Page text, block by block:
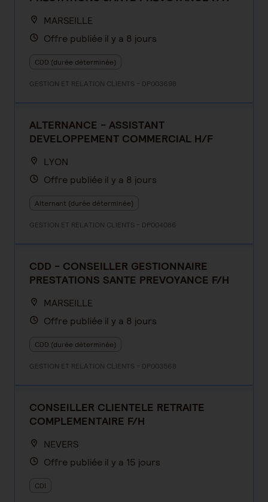
MARSEILLE
Offre publiée il y a 8 jours
CDD (durée déterminée)
GESTION ET RELATION CLIENTS - DP003698
ALTERNANCE - ASSISTANT
DEVELOPPEMENT COMMERCIAL H/F
LYON
Offre publiée il y a 8 jours
Alternant (durée déterminée)
GESTION ET RELATION CLIENTS - DP004086
CDD - CONSEILLER GESTIONNAIRE
PRESTATIONS SANTE PREVOYANCE F/H
MARSEILLE
Offre publiée il y a 8 jours
CDD (durée déterminée)
GESTION ET RELATION CLIENTS - DP003568
CONSEILLER CLIENTELE RETRAITE
COMPLEMENTAIRE F/H
NEVERS
Offre publiée il y a 15 jours
CDI